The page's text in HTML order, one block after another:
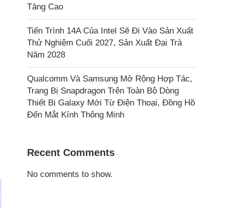
Tăng Cao
Tiến Trình 14A Của Intel Sẽ Đi Vào Sản Xuất
Thử Nghiệm Cuối 2027, Sản Xuất Đại Trà
Năm 2028
Qualcomm Và Samsung Mở Rộng Hợp Tác,
Trang Bị Snapdragon Trên Toàn Bộ Dòng
Thiết Bị Galaxy Mới Từ Điện Thoại, Đồng Hồ
Đến Mắt Kính Thông Minh
Recent Comments
No comments to show.